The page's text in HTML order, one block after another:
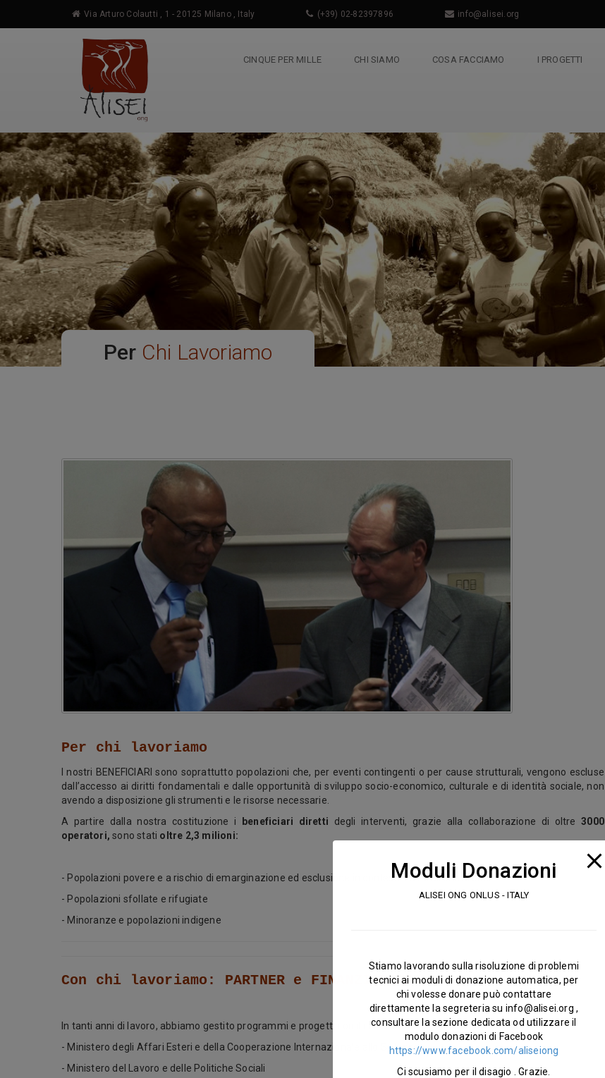
Via Arturo Colautti , 1 - 20125 Milano , Italy (+39) 02-82397896 info@alisei.org
CINQUE PER MILLE CHI SIAMO COSA FACCIAMO I PROGETTI
Per Chi Lavoriamo
Per chi lavoriamo
I nostri BENEFICIARI sono soprattutto popolazioni che, per eventi contingenti o per cause strutturali, vengono escluse
dall’accesso ai diritti fondamentali e dalle opportunità di sviluppo socio-economico, culturale e di identità sociale, non
avendo a disposizione gli strumenti e le risorse necessarie.
A partire dalla nostra costituzione i
beneficiari diretti degli interventi, grazie alla collaborazione di oltre3000
operatori, sono stati oltre 2,3 milioni:
- Popolazioni povere e a rischio di emarginazione ed esclusione in contesti sia rurali che urbani
- Popolazioni sfollate e rifugiate
- Minoranze e popolazioni indigene
Con chi lavoriamo: PARTNER e FINANZIATORI
In tanti anni di lavoro, abbiamo gestito programmi e progetti con il contributo e/o la collaborazione di:
- Ministero degli Affari Esteri e della Cooperazione Internazionale allo Sviluppo
- Ministero del Lavoro e delle Politiche Sociali
Moduli Donazioni
ALISEI ONG ONLUS - ITALY
Stiamo lavorando sulla risoluzione di problemi
tecnici ai moduli di donazione automatica, per
chi volesse donare può contattare
direttamente la segreteria su info@alisei.org ,
consultare la sezione dedicata od utilizzare il
modulo donazioni di Facebook
https://www.facebook.com/aliseiong
Ci scusiamo per il disagio . Grazie.